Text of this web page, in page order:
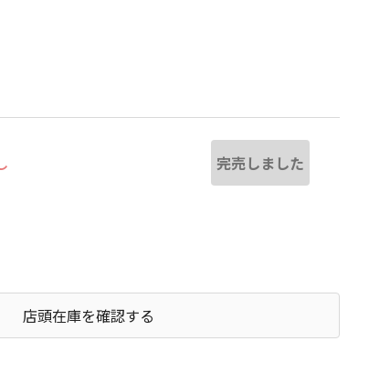
完売しました
店頭在庫を確認する